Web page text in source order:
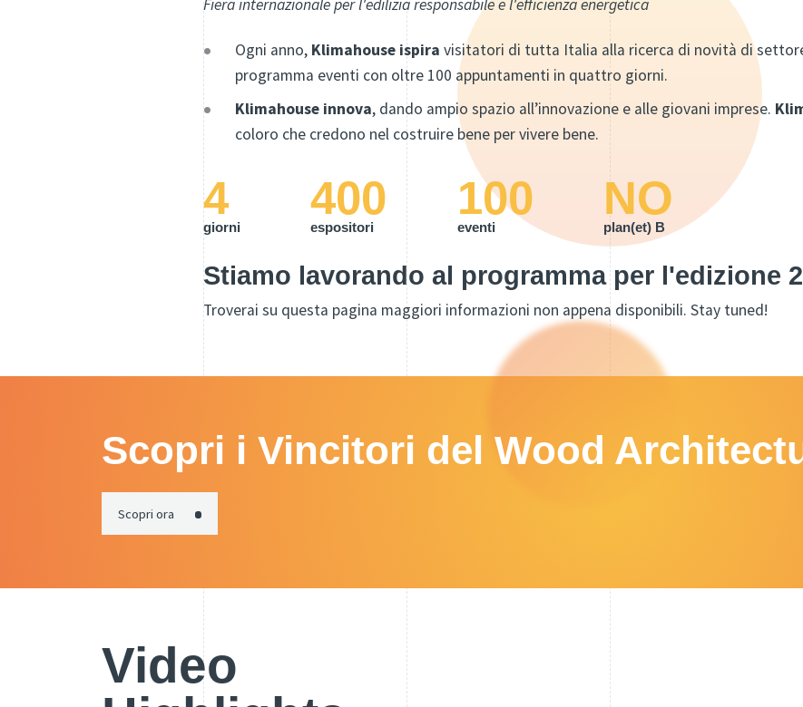
Fiera internazionale per l'edilizia responsabile e l'efficienza energetica
Ogni anno, Klimahouse ispiravisitatori di tutta Italia alla ricerca di novità di
programma eventi con oltre 100 appuntamenti in quattro giorni.
Klimahouse innova, dando ampio spazio all’innovazione e alle giovani imprese.
coloro che credono nel costruire bene per vivere bene.
4
giorni
400
espositori
100
eventi
NO
plan(et) B
Stiamo lavorando al programma per l'edizione
Troverai su questa pagina maggiori informazioni non appena disponibili. Stay tuned!
Scopri i Vincitori del Wood
Scopri ora
Video